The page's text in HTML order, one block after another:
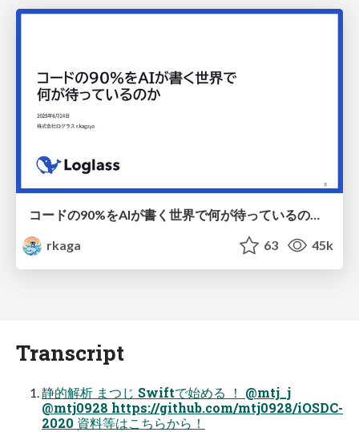
コードの90%をAIが書く世界で何が待っているのか / What awaits us in a world where 90% of the code is written by AI
rkaga
63 45k
Transcript
静的解析 まつじ Swiftで始める ！ @mtj_j
@mtj0928 https://github.com/mtj0928/iOSDC-
2020 資料等はこちらから！